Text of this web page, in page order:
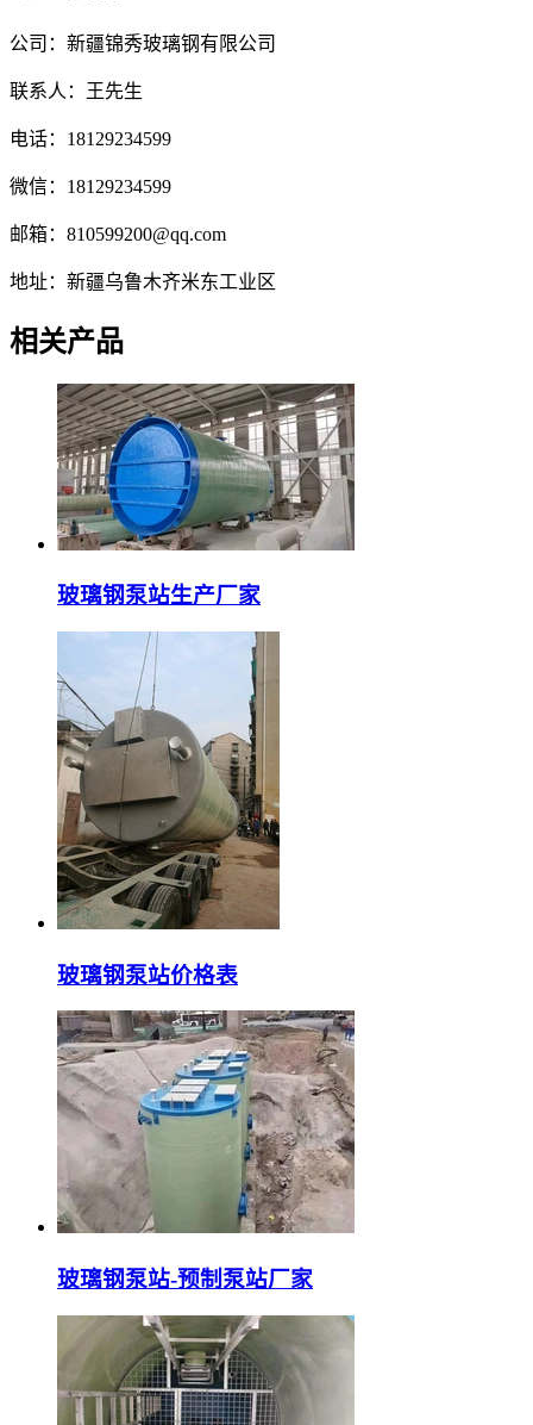
公司：新疆锦秀玻璃钢有限公司
联系人：王先生
电话：18129234599
微信：18129234599
邮箱：810599200@qq.com
地址：新疆乌鲁木齐米东工业区
相关产品
玻璃钢泵站生产厂家
玻璃钢泵站价格表
玻璃钢泵站-预制泵站厂家